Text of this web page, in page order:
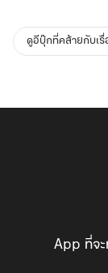
ดูอีบุ๊กที่คล้ายกับเ
App ที่จ